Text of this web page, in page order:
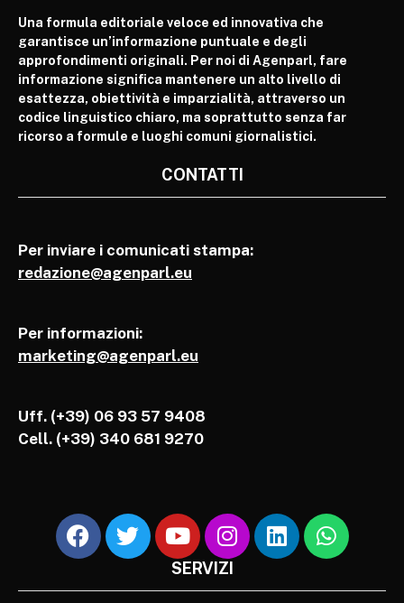
Una formula editoriale veloce ed innovativa che
garantisce un’informazione puntuale e degli
approfondimenti originali. Per noi di Agenparl, fare
informazione significa mantenere un alto livello di
esattezza, obiettività e imparzialità, attraverso un
codice linguistico chiaro, ma soprattutto senza far
ricorso a formule e luoghi comuni giornalistici.
CONTATTI
Per inviare i comunicati stampa:
redazione@agenparl.eu
Per informazioni:
marketing@agenparl.eu
Uff. (+39) 06 93 57 9408
Cell. (+39) 340 681 9270
SERVIZI